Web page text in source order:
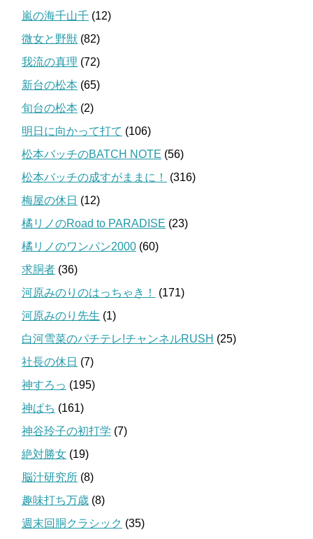
嵐の海千山千 (12)
微女と野獣 (82)
我流の真理 (72)
新台の松本 (65)
旬台の松本 (2)
明日に向かって打て (106)
松本バッチのBATCH NOTE (56)
松本バッチの成すがままに！
(316)
梅屋の休日 (12)
橘リノのRoad to PARADISE (23)
橘リノのワンパン2000 (60)
求胴者 (36)
河原みのりのはっちゃき！
(171)
河原みのり先生 (1)
白河雪菜のパチテレ!チャンネルRUSH (25)
社長の休日 (7)
神すろっ (195)
神ぱち (161)
神谷玲子の初打学 (7)
絶対勝女 (19)
脳汁研究所 (8)
趣味打ち万歳 (8)
週末回胴クラシック (35)